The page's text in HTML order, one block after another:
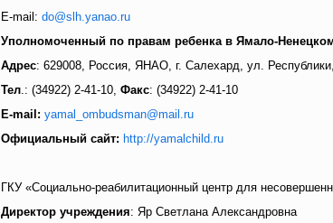
Е-mail: do@slh.yanao.ru
Уполномоченный по правам ребенка в Ямало-
Адрес: 629008, Россия, ЯНАО, г. Салехард, ул.
Тел .: (34922) 2-41-10, Факс: (34922) 2-41-10
E-mail: yamal_ombudsman@mail.ru
Официальный сайт: http://yamalchild.ru
ГКУ «Социально-реабилитационный центр для
Директор учреждения: Яр Светлана Александровна